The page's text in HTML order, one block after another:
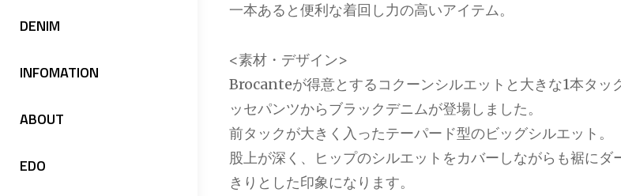
DENIM
INFOMATION
ABOUT
EDO
一本あると便利な着回し力の高いアイテム。
<素材・デザイン>
Brocanteが得意とするコクーンシルエットと大きな1本タッ
ッセパンツからブラックデニムが登場しました。
前タックが大きく入ったテーパード型のビッグシルエット。
股上が深く、ヒップのシルエットをカバーしながらも裾にダ
きりとした印象になります。